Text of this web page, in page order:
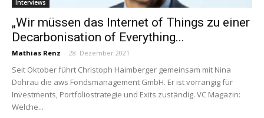
Interviews
„Wir müssen das Internet of Things zu einer
Decarbonisation of Everything...
Mathias Renz - 28. Dezember 2021
Seit Oktober führt Christoph Haimberger gemeinsam mit Nina
Dohrau die aws Fondsmanagement GmbH. Er ist vorrangig für
Investments, Portfoliostrategie und Exits zuständig. VC Magazin:
Welche...